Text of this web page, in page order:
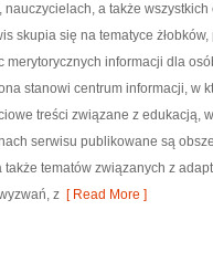
nauczycielach, a także
skupia się na tematyce
merytorycznych informacji dla
stanowi centrum informacji, w
treści związane z edukacją,
serwisu publikowane są
tematów związanych z
z [ Read More ]